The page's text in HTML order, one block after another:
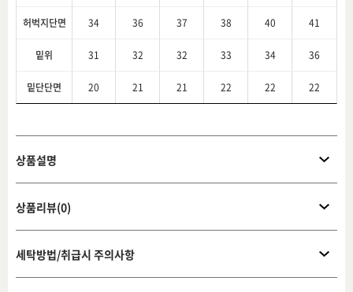
허벅지단면 34 36 37 38 40 41
밑위 31 32 32 33 34 36
밑단단면 20 21 21 22 22 22
상품설명
상품리뷰(0)
세탁방법/취급시 주의사항